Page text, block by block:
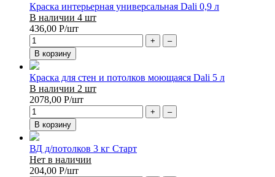
Краска интерьерная универсальная Dali 0,9 л
В наличии 4 шт
436,00 Р/шт
+
–
В корзину
Краска для стен и потолков моющаяся Dali 5 л
В наличии 2 шт
2078,00 Р/шт
+
–
В корзину
ВД д/потолков 3 кг Старт
Нет в наличии
204,00 Р/шт